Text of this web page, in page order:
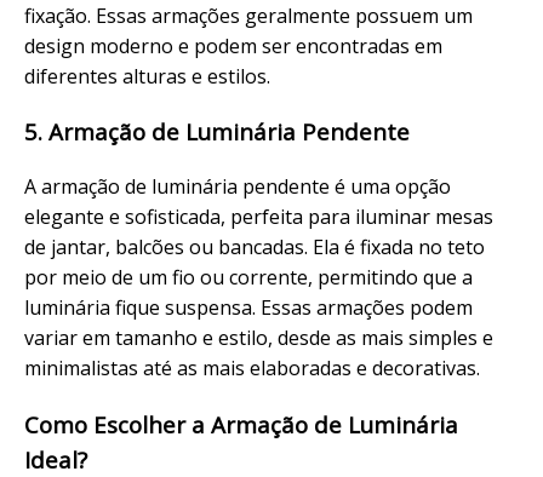
fixação. Essas armações geralmente possuem um
design moderno e podem ser encontradas em
diferentes alturas e estilos.
5. Armação de Luminária Pendente
A armação de luminária pendente é uma opção
elegante e sofisticada, perfeita para iluminar mesas
de jantar, balcões ou bancadas. Ela é fixada no teto
por meio de um fio ou corrente, permitindo que a
luminária fique suspensa. Essas armações podem
variar em tamanho e estilo, desde as mais simples e
minimalistas até as mais elaboradas e decorativas.
Como Escolher a Armação de Luminária
Ideal?